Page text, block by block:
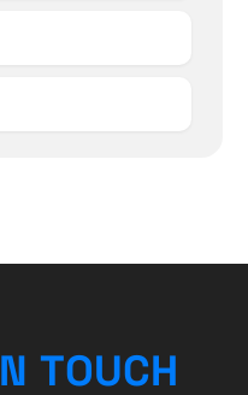
N TOUCH